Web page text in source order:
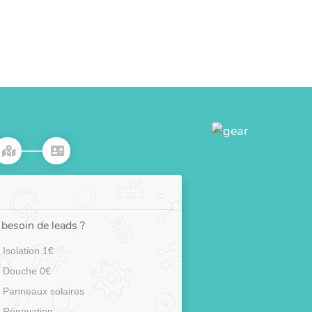
de leads ?
Isolation 1€
Douche 0€
Panneaux solaires